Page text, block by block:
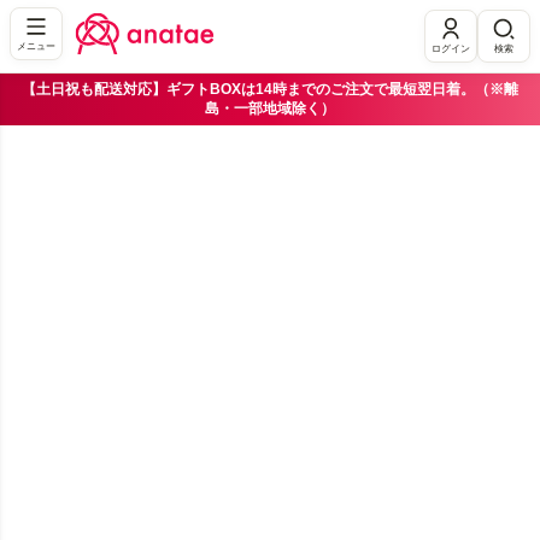
メニュー ログイン 検索
【土日祝も配送対応】ギフトBOXは14時までのご注文で最短翌日着。（※離
島・一部地域除く）